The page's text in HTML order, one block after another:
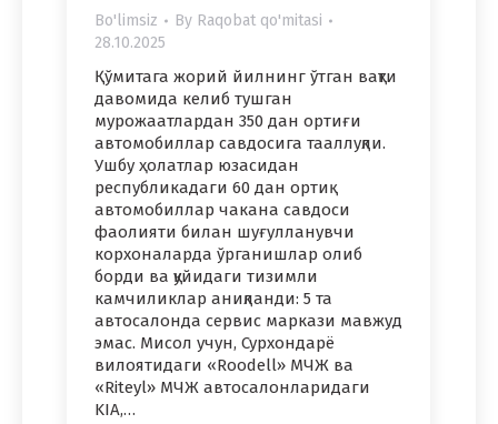
Bo'limsiz By Raqobat qo'mitasi
28.10.2025
Қўмитага жорий йилнинг ўтган вақти
давомида келиб тушган
мурожаатлардан 350 дан ортиғи
автомобиллар савдосига тааллуқли.
Ушбу ҳолатлар юзасидан
республикадаги 60 дан ортиқ
автомобиллар чакана савдоси
фаолияти билан шуғулланувчи
корхоналарда ўрганишлар олиб
борди ва қуйидаги тизимли
камчиликлар аниқланди: 5 та
автосалонда сервис маркази мавжуд
эмас. Мисол учун, Сурхондарё
вилоятидаги «Roodell» МЧЖ ва
«Riteyl» МЧЖ автосалонларидаги
KIA,…